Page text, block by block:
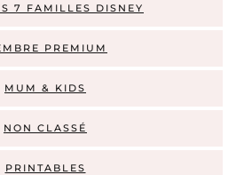
7 FAMILLES DISNEY
PREMIUM
MUM & KIDS
NON CLASSÉ
PRINTABLES